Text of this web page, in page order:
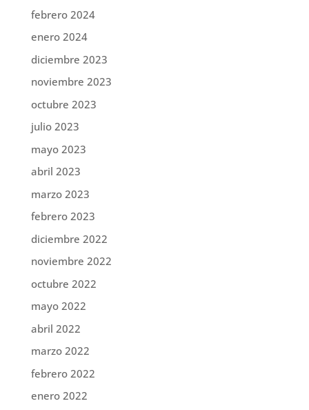
febrero 2024
enero 2024
diciembre 2023
noviembre 2023
octubre 2023
julio 2023
mayo 2023
abril 2023
marzo 2023
febrero 2023
diciembre 2022
noviembre 2022
octubre 2022
mayo 2022
abril 2022
marzo 2022
febrero 2022
enero 2022